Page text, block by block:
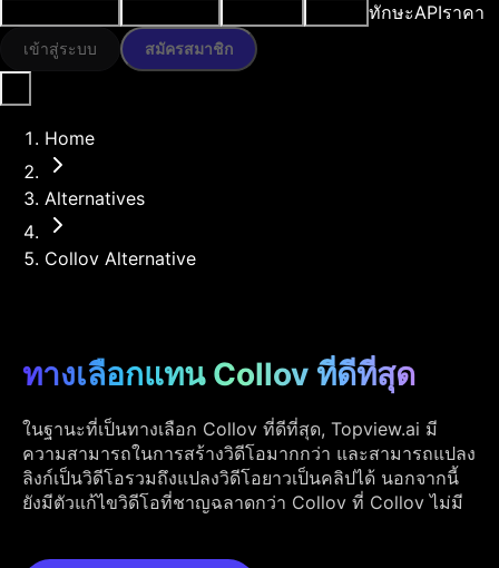
ทักษะAPIราคา
เข้าสู่ระบบ สมัครสมาชิก
Home
Alternatives
Collov Alternative
ทางเลือกแทน Collov ที่ดีที่สุด
ในฐานะที่เป็นทางเลือก Collov ที่ดีที่สุด, Topview.ai มี
ความสามารถในการสร้างวิดีโอมากกว่า และสามารถแปลง
ลิงก์เป็นวิดีโอรวมถึงแปลงวิดีโอยาวเป็นคลิปได้ นอกจากนี้
ยังมีตัวแก้ไขวิดีโอที่ชาญฉลาดกว่า Collov ที่ Collov ไม่มี